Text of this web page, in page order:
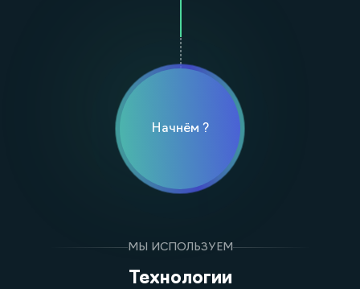
Начнём ?
МЫ ИСПОЛЬЗУЕМ
Технологии